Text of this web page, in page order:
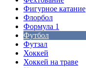
Фигурное катание
Флорбол
Формула 1
Футбол
Футзал
Хоккей
Хоккей на траве